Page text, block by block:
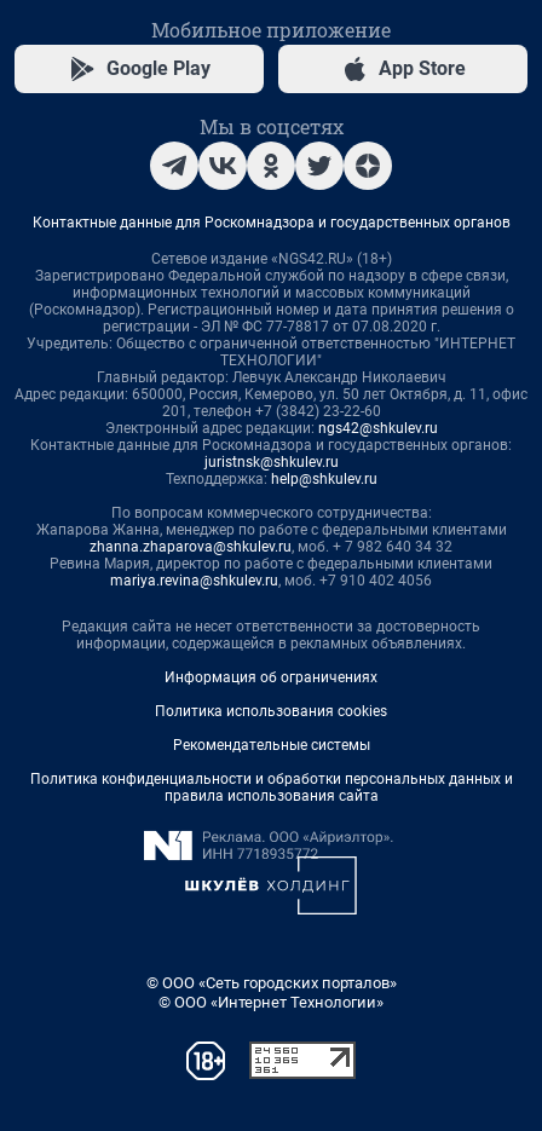
Мобильное приложение
Google Play App Store
Мы в соцсетях
Контактные данные для Роскомнадзора и государственных органов
Сетевое издание «NGS42.RU» (18+)
Зарегистрировано Федеральной службой по надзору в сфере связи,
информационных технологий и массовых коммуникаций
(Роскомнадзор). Регистрационный номер и дата принятия решения о
регистрации - ЭЛ № ФС 77-78817 от 07.08.2020 г.
Учредитель: Общество с ограниченной ответственностью "ИНТЕРНЕТ
ТЕХНОЛОГИИ"
Главный редактор: Левчук Александр Николаевич
Адрес редакции: 650000, Россия, Кемерово, ул. 50 лет Октября, д. 11, офис
201, телефон +7 (3842) 23-22-60
Электронный адрес редакции: ngs42@shkulev.ru
Контактные данные для Роскомнадзора и государственных органов:
juristnsk@shkulev.ru
Техподдержка: help@shkulev.ru
По вопросам коммерческого сотрудничества:
Жапарова Жанна, менеджер по работе с федеральными клиентами
zhanna.zhaparova@shkulev.ru, моб. + 7 982 640 34 32
Ревина Мария, директор по работе с федеральными клиентами
mariya.revina@shkulev.ru, моб. +7 910 402 4056
Редакция сайта не несет ответственности за достоверность
информации, содержащейся в рекламных объявлениях.
Информация об ограничениях
Политика использования cookies
Рекомендательные системы
Политика конфиденциальности и обработки персональных данных и
правила использования сайта
© ООО «Сеть городских порталов»
© ООО «Интернет Технологии»